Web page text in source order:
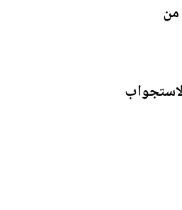
من